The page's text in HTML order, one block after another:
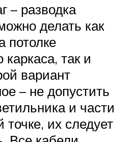
– разводка
делать как
потолке
каркаса, так и
вариант
– не допустить
и части
точке, их следует